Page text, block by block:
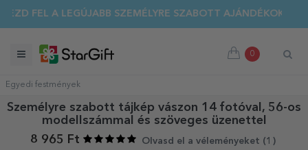
FEL A LEGÚJABB SZEMÉLYRE SZABOTT AJÁNDÉKOKAT!
0
Egyedi festmények
Személyre szabott tájkép vászon 14 fotóval, 56-os
modellszámmal és szöveges üzenettel
8 965 Ft
Olvasd el a véleményeket (1 )